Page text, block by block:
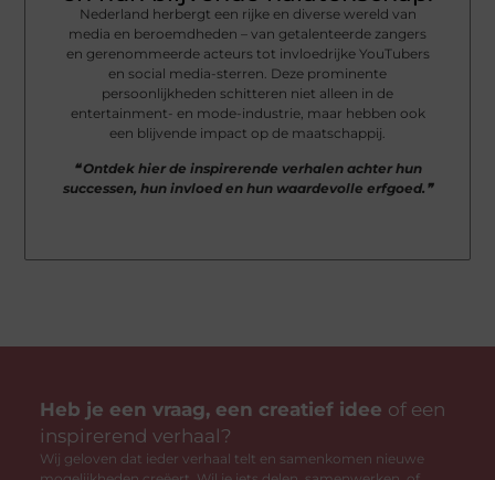
Nederland herbergt een rijke en diverse wereld van
media en beroemdheden – van getalenteerde zangers
en gerenommeerde acteurs tot invloedrijke YouTubers
en social media-sterren. Deze prominente
persoonlijkheden schitteren niet alleen in de
entertainment- en mode-industrie, maar hebben ook
een blijvende impact op de maatschappij.
❝ Ontdek hier de inspirerende verhalen achter hun
successen, hun invloed en hun waardevolle erfgoed.❞
Heb je een vraag, een creatief idee of een
inspirerend verhaal?
Wij geloven dat ieder verhaal telt en samenkomen nieuwe